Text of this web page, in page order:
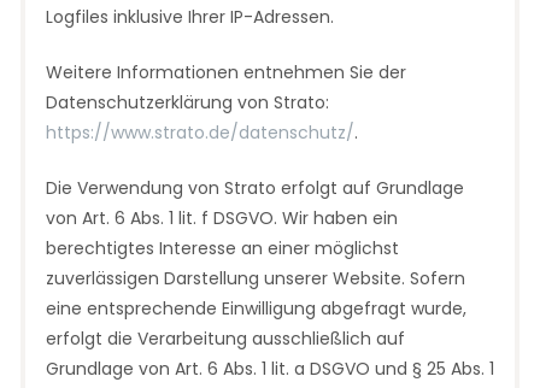
Logfiles inklusive Ihrer IP-Adressen.
Weitere Informationen entnehmen Sie der
Datenschutzerklärung von Strato:
https://www.strato.de/datenschutz/.
Die Verwendung von Strato erfolgt auf Grundlage
von Art. 6 Abs. 1 lit. f DSGVO. Wir haben ein
berechtigtes Interesse an einer möglichst
zuverlässigen Darstellung unserer Website. Sofern
eine entsprechende Einwilligung abgefragt wurde,
erfolgt die Verarbeitung ausschließlich auf
Grundlage von Art. 6 Abs. 1 lit. a DSGVO und § 25 Abs. 1